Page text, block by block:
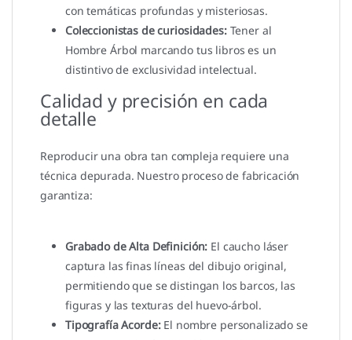
con temáticas profundas y misteriosas.
Coleccionistas de curiosidades:Tener al
Hombre Árbol marcando tus libros es un
distintivo de exclusividad intelectual.
Calidad y precisión en cada
detalle
Reproducir una obra tan compleja requiere una
técnica depurada. Nuestro proceso de fabricación
garantiza:
Grabado de Alta Definición: El caucho láser
captura las finas líneas del dibujo original,
permitiendo que se distingan los barcos, las
figuras y las texturas del huevo-árbol.
Tipografía Acorde:El nombre personalizado se